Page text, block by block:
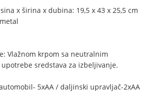
x širina x dubina: 19,5 x 43 x 25,5 cm
Vlažnom krpom sa neutralnim
sredstava za izbeljivanje.
5xAA / daljinski upravljač-2xAA